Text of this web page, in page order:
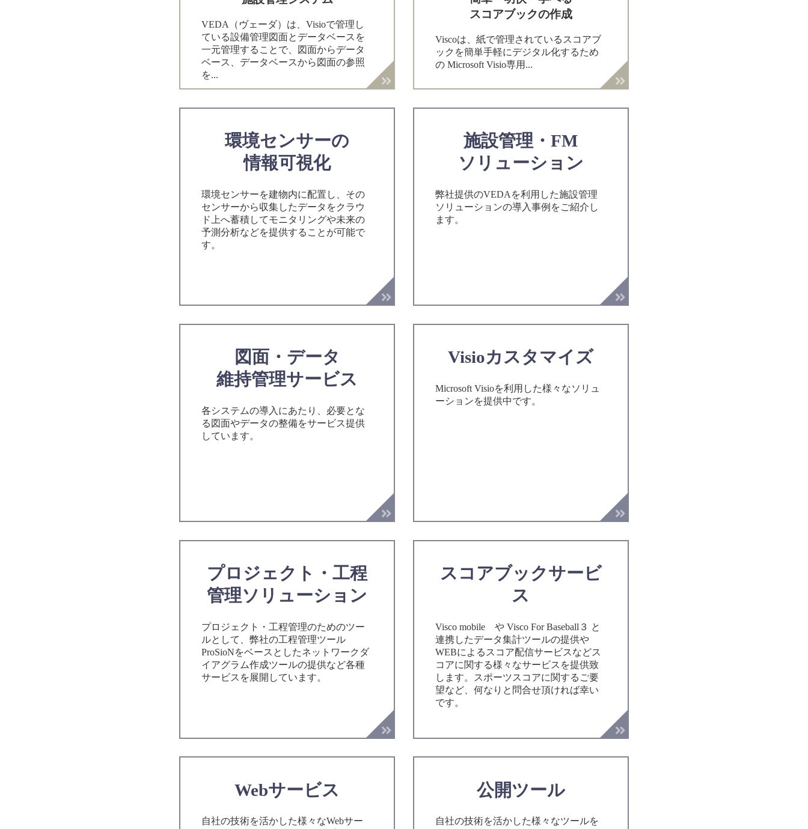
VEDA（ヴェーダ）は、Visioで管理し
ている設備管理図面とデータベースを
一元管理することで、図面からデータ
ベース、データベースから図面の参照
を...
スコアブックの作成
Viscoは、紙で管理されているスコアブ
ックを簡単手軽にデジタル化するため
の Microsoft Visio専用...
環境センサーの
情報可視化
環境センサーを建物内に配置し、その
センサーから収集したデータをクラウ
ド上へ蓄積してモニタリングや未来の
予測分析などを提供することが可能で
す。
施設管理・FM
ソリューション
弊社提供のVEDAを利用した施設管理
ソリューションの導入事例をご紹介し
ます。
図面・データ
維持管理サービス
各システムの導入にあたり、必要とな
る図面やデータの整備をサービス提供
しています。
Visioカスタマイズ
Microsoft Visioを利用した様々なソリュ
ーションを提供中です。
プロジェクト・工程
管理ソリューション
プロジェクト・工程管理のためのツー
ルとして、弊社の工程管理ツール
ProSioNをベースとしたネットワークダ
イアグラム作成ツールの提供など各種
サービスを展開しています。
スコアブックサービ
ス
Visco mobile や Visco For Baseball３ と
連携したデータ集計ツールの提供や
WEBによるスコア配信サービスなどス
コアに関する様々なサービスを提供致
します。スポーツスコアに関するご要
望など、何なりと問合せ頂ければ幸い
です。
Webサービス
自社の技術を活かした様々なWebサー
公開ツール
自社の技術を活かした様々なツールを